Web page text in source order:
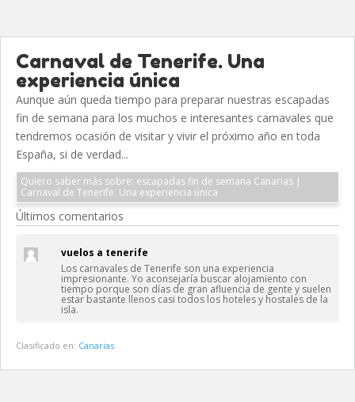
Carnaval de Tenerife. Una
experiencia única
Aunque aún queda tiempo para preparar nuestras escapadas
fin de semana para los muchos e interesantes carnavales que
tendremos ocasión de visitar y vivir el próximo año en toda
España, si de verdad...
Quiero saber más sobre: escapadas fin de semana Canarias |
Carnaval de Tenerife. Una experiencia única
Últimos comentarios
vuelos a tenerife
Los carnavales de Tenerife son una experiencia
impresionante. Yo aconsejaría buscar alojamiento con
tiempo porque son días de gran afluencia de gente y suelen
estar bastante llenos casi todos los hoteles y hostales de la
isla.
Clasificado en: Canarias